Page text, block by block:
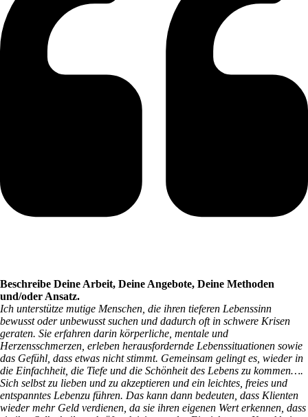
Beschreibe Deine Arbeit, Deine Angebote, Deine Methoden
und/oder Ansatz.
Ich unterstütze mutige Menschen, die ihren tieferen Lebenssinn
bewusst oder unbewusst suchen und dadurch oft in schwere Krisen
geraten. Sie erfahren darin körperliche, mentale und
Herzensschmerzen, erleben herausfordernde Lebenssituationen sowie
das Gefühl, dass etwas nicht stimmt. Gemeinsam gelingt es, wieder in
die Einfachheit, die Tiefe und die Schönheit des Lebens zu kommen….
Sich selbst zu lieben und zu akzeptieren und ein leichtes, freies und
entspanntes Lebenzu führen. Das kann dann bedeuten, dass Klienten
wieder mehr Geld verdienen, da sie ihren eigenen Wert erkennen, dass